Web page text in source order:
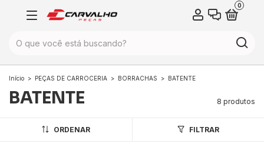
0
Início > PEÇAS DE CARROCERIA > BORRACHAS > BATENTE
BATENTE 8 produtos
ORDENAR FILTRAR